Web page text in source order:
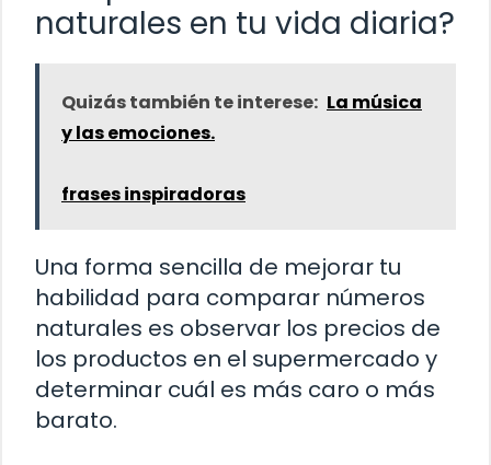
naturales en tu vida diaria?
Quizás también te interese: La música
y las emociones.
frases inspiradoras
Una forma sencilla de mejorar tu
habilidad para comparar números
naturales es observar los precios de
los productos en el supermercado y
determinar cuál es más caro o más
barato.